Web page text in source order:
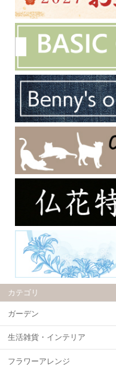
カテゴリ
ガーデン
生活雑貨・インテリア
フラワーアレンジ